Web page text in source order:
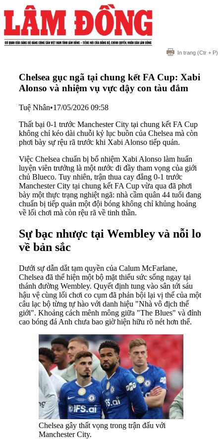
In trang (Ctr + P)
Chelsea gục ngã tại chung kết FA Cup: Xabi
Alonso và nhiệm vụ vực dậy con tàu đắm
Tuệ Nhân•17/05/2026 09:58
Thất bại 0-1 trước Manchester City tại chung kết FA Cup
không chỉ kéo dài chuỗi kỷ lục buồn của Chelsea mà còn
phơi bày sự rệu rã trước khi Xabi Alonso tiếp quản.
Việc Chelsea chuẩn bị bổ nhiệm Xabi Alonso làm huấn
luyện viên trưởng là một nước đi đầy tham vọng của giới
chủ Blueco. Tuy nhiên, trận thua cay đắng 0-1 trước
Manchester City tại chung kết FA Cup vừa qua đã phơi
bày một thực trạng nghiệt ngã: nhà cầm quân 44 tuổi đang
chuẩn bị tiếp quản một đội bóng không chỉ khủng hoảng
về lối chơi mà còn rệu rã về tinh thần.
Sự bạc nhược tại Wembley và nỗi lo
về bản sắc
Dưới sự dẫn dắt tạm quyền của Calum McFarlane,
Chelsea đã thể hiện một bộ mặt thiếu sức sống ngay tại
thánh đường Wembley. Quyết định tung vào sân tới sáu
hậu vệ cùng lối chơi co cụm đã phản bội lại vị thế của một
câu lạc bộ từng tự hào với danh hiệu "Nhà vô địch thế
giới". Khoảng cách mênh mông giữa "The Blues" và đỉnh
cao bóng đá Anh chưa bao giờ hiện hữu rõ nét hơn thế.
Chelsea gây thất vọng trong trận đấu với
Manchester City.